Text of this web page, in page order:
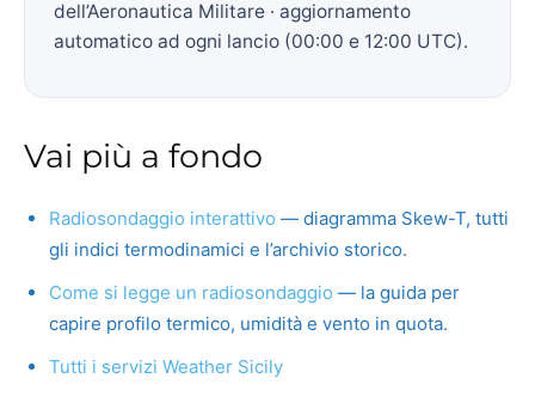
dell’Aeronautica Militare · aggiornamento
automatico ad ogni lancio (00:00 e 12:00 UTC).
Vai più a fondo
Radiosondaggio interattivo — diagramma Skew-T, tutti
gli indici termodinamici e l’archivio storico.
Come si legge un radiosondaggio — la guida per
capire profilo termico, umidità e vento in quota.
Tutti i servizi Weather Sicily